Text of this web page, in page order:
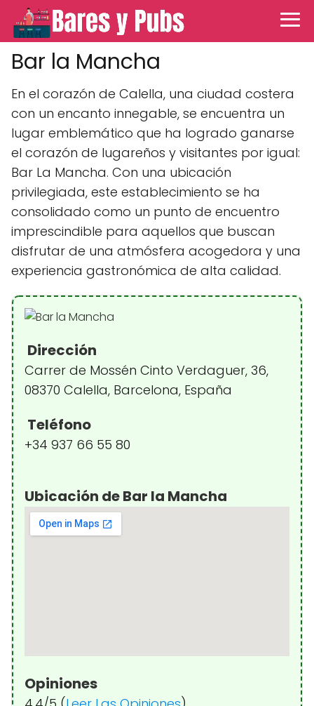
Bar la Mancha
En el corazón de Calella, una ciudad costera
con un encanto innegable, se encuentra un
lugar emblemático que ha logrado ganarse
el corazón de lugareños y visitantes por igual:
Bar La Mancha. Con una ubicación
privilegiada, este establecimiento se ha
consolidado como un punto de encuentro
imprescindible para aquellos que buscan
disfrutar de una atmósfera acogedora y una
experiencia gastronómica de alta calidad.
Dirección
Carrer de Mossén Cinto Verdaguer, 36,
08370 Calella, Barcelona, España
Teléfono
+34 937 66 55 80
Ubicación de Bar la Mancha
Opiniones